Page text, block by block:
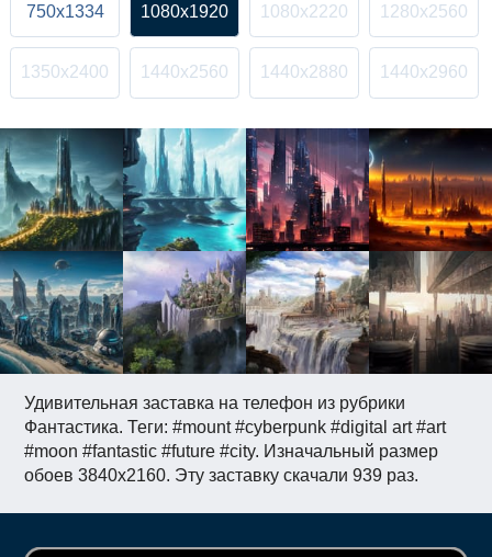
Удивительная заставка на телефон из рубрики
Фантастика. Теги: #mount #cyberpunk #digital art #art
#moon #fantastic #future #city. Изначальный размер
обоев 3840x2160. Эту заставку скачали 939 раз.
750x1334 1080x1920 1080x2220 1280x2560
1350x2400 1440x2560 1440x2880 1440x2960